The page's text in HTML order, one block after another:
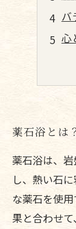
バ
心
薬石浴とは
薬石浴は、
し、熱い石
な薬石を使
果と合わせ